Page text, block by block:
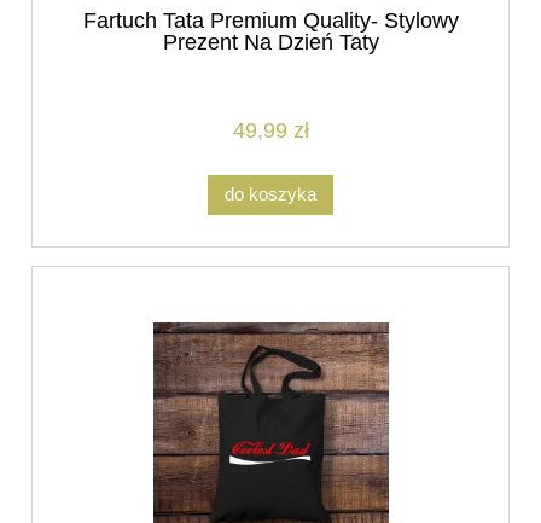
Fartuch Tata Premium Quality- Stylowy
Prezent Na Dzień Taty
49,99 zł
do koszyka